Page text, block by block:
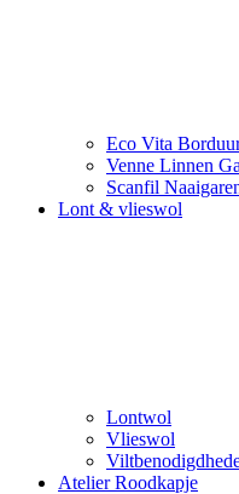
Eco Vita
Venne Linnen
Scanfil
Lont & vlieswol
Lontwol
Vlieswol
Atelier Roodkapje